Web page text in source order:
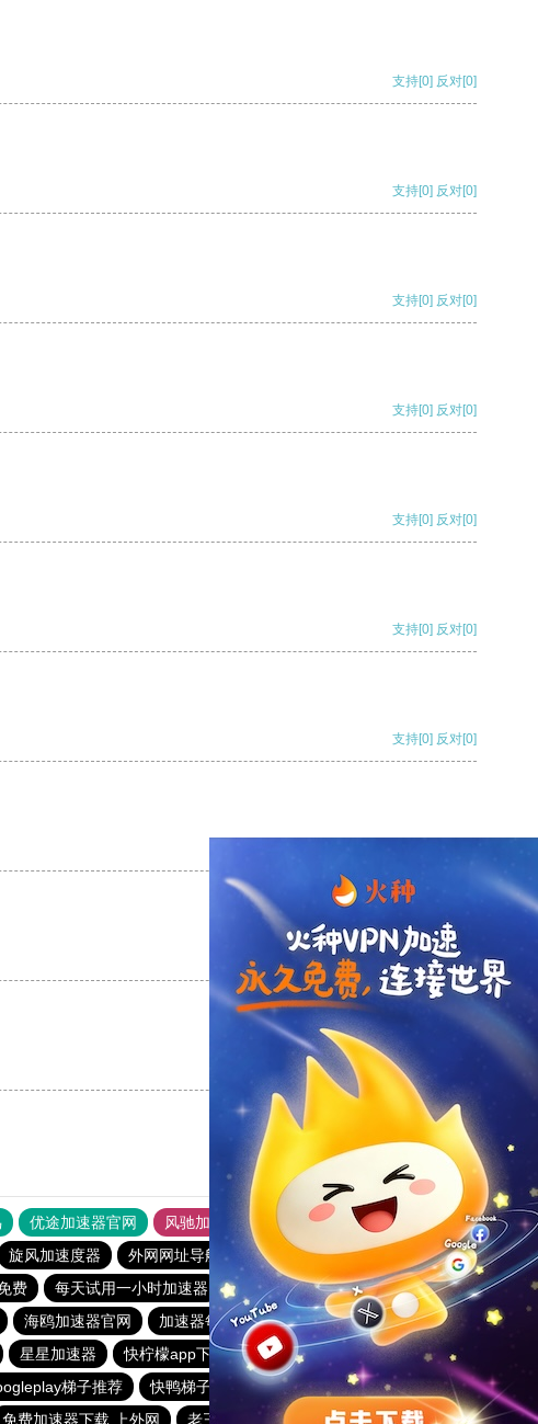
支持[0] 反对[0]
支持[0] 反对[0]
支持[0] 反对[0]
支持[0] 反对[0]
支持[0] 反对[0]
支持[0] 反对[0]
支持[0] 反对[0]
支持 [0] 反对 [0]
支持
优途加速器官网 风驰加速器
旋风加速器
旋风加速度器 外网网址导航 软件中心 雷霆加速
狂飙加速器
费 每天试用一小时加速器 雷霆加器速
魔法梯子加速器
海鸥加速器官网 加速器每日免费
黑洞加速官网
星星加速器 快柠檬app下载 一元机场・com
一元机场
梯子推荐 快鸭梯子加速器 快喵vpv
河马加速官网
免费加速器下载 上外网 老王vnp新版 外网加速软件 起飞apn下载